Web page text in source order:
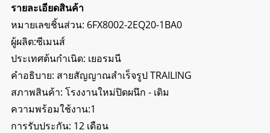
รายละเอียดสินค้า
หมายเลขชิ้นส่วน: 6FX8002-2EQ20-1BA0
ผู้ผลิต:ซีเมนส์
ประเทศต้นกำเนิด: เยอรมนี
คำอธิบาย: สายสัญญาณสำเร็จรูป TRAILING
สภาพสินค้า: โรงงานใหม่ปิดผนึก - เดิม
ความพร้อมใช้งาน:1
การรับประกัน: 12 เดือน